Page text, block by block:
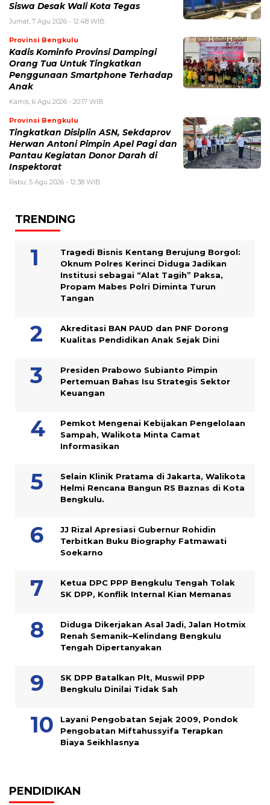
Siswa Desak Wali Kota Tegas
Jumat, 7 Agu 2026 - 12:48 WIB
Provinsi Bengkulu
Kadis Kominfo Provinsi Dampingi
Orang Tua Untuk Tingkatkan
Penggunaan Smartphone Terhadap
Anak
Kamis, 6 Agu 2026 - 20:17 WIB
Provinsi Bengkulu
Tingkatkan Disiplin ASN, Sekdaprov
Herwan Antoni Pimpin Apel Pagi dan
Pantau Kegiatan Donor Darah di
Inspektorat
Rabu, 5 Agu 2026 - 12:38 WIB
TRENDING
Tragedi Bisnis Kentang Berujung Borgol:
Oknum Polres Kerinci Diduga Jadikan
Institusi sebagai “Alat Tagih” Paksa,
Propam Mabes Polri Diminta Turun
Tangan
Akreditasi BAN PAUD dan PNF Dorong
Kualitas Pendidikan Anak Sejak Dini
Presiden Prabowo Subianto Pimpin
Pertemuan Bahas Isu Strategis Sektor
Keuangan
Pemkot Mengenai Kebijakan Pengelolaan
Sampah, Walikota Minta Camat
Informasikan
Selain Klinik Pratama di Jakarta, Walikota
Helmi Rencana Bangun RS Baznas di Kota
Bengkulu.
JJ Rizal Apresiasi Gubernur Rohidin
Terbitkan Buku Biography Fatmawati
Soekarno
Ketua DPC PPP Bengkulu Tengah Tolak
SK DPP, Konflik Internal Kian Memanas
Diduga Dikerjakan Asal Jadi, Jalan Hotmix
Renah Semanik–Kelindang Bengkulu
Tengah Dipertanyakan
SK DPP Batalkan Plt, Muswil PPP
Bengkulu Dinilai Tidak Sah
Layani Pengobatan Sejak 2009, Pondok
Pengobatan Miftahussyifa Terapkan
Biaya Seikhlasnya
PENDIDIKAN